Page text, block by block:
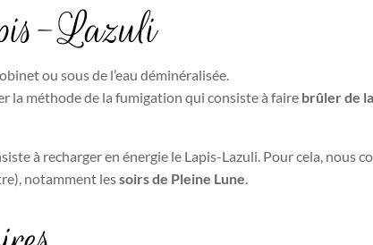
Lazuli
ou sous de l’eau déminéralisée.
la méthode de la fumigation qui consiste à faire brûler de
à recharger en énergie le Lapis-Lazuli. Pour cela, nous
notamment lessoirs de Pleine Lune.